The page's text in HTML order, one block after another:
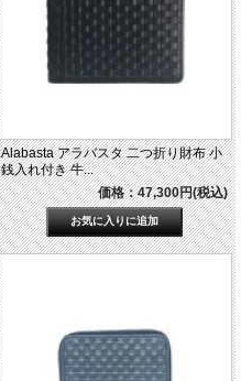
Alabasta アラバスタ 二つ折り財布 小
銭入れ付き 牛...
価格：47,300円(税込)